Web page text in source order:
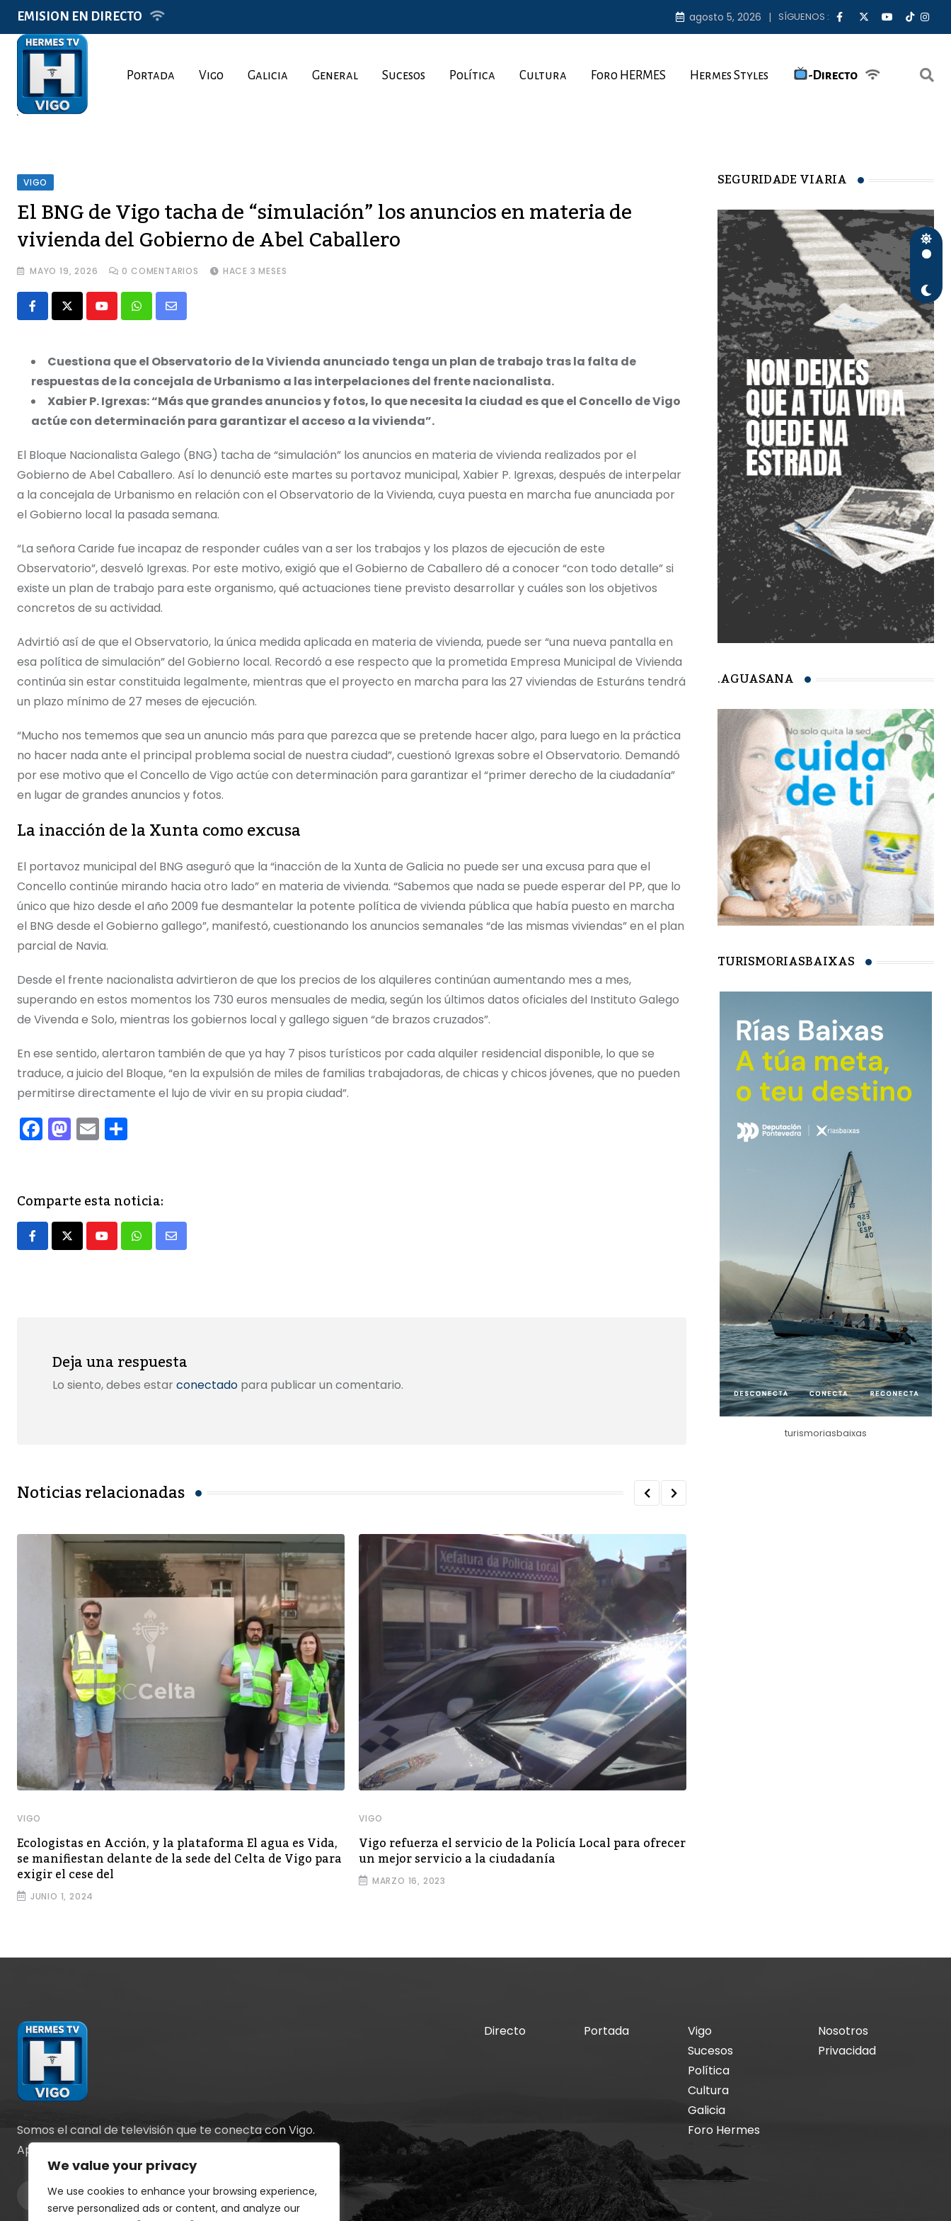
We value your privacy
We use cookies to enhance your browsing experience,
serve personalized ads or content, and analyze our
Skip
content
EMISION EN DIRECTO agosto 5, 2026 SÍGUENOS :
Portada Vigo Galicia General Sucesos Política Cultura Foro HERMES Hermes Styles -Directo
VIGO
El BNG de Vigo tacha de “simulación” los anuncios en materia de
vivienda del Gobierno de Abel Caballero
MAYO 19, 2026 0 COMENTARIOS HACE 3 MESES
YoutubeWhatsapp
Share
Cuestiona que el Observatorio de la Vivienda anunciado tenga un plan de trabajo tras la falta de
respuestas de la concejala de Urbanismo a las interpelaciones del frente nacionalista.
Xabier P. Igrexas: “Más que grandes anuncios y fotos, lo que necesita la ciudad es que el Concello de Vigo
actúe con determinación para garantizar el acceso a la vivienda”.
El Bloque Nacionalista Galego (BNG) tacha de “simulación” los anuncios en materia de vivienda realizados por el
Gobierno de Abel Caballero. Así lo denunció este martes su portavoz municipal, Xabier P. Igrexas, después de interpelar
a la concejala de Urbanismo en relación con el Observatorio de la Vivienda, cuya puesta en marcha fue anunciada por
el Gobierno local la pasada semana.
“La señora Caride fue incapaz de responder cuáles van a ser los trabajos y los plazos de ejecución de este
Observatorio”, desveló Igrexas. Por este motivo, exigió que el Gobierno de Caballero dé a conocer “con todo detalle” si
existe un plan de trabajo para este organismo, qué actuaciones tiene previsto desarrollar y cuáles son los objetivos
concretos de su actividad.
Advirtió así de que el Observatorio, la única medida aplicada en materia de vivienda, puede ser “una nueva pantalla en
esa política de simulación” del Gobierno local. Recordó a ese respecto que la prometida Empresa Municipal de Vivienda
continúa sin estar constituida legalmente, mientras que el proyecto en marcha para las 27 viviendas de Esturáns tendrá
un plazo mínimo de 27 meses de ejecución.
“Mucho nos tememos que sea un anuncio más para que parezca que se pretende hacer algo, para luego en la práctica
no hacer nada ante el principal problema social de nuestra ciudad”, cuestionó Igrexas sobre el Observatorio. Demandó
por ese motivo que el Concello de Vigo actúe con determinación para garantizar el “primer derecho de la ciudadanía”
en lugar de grandes anuncios y fotos.
La inacción de la Xunta como excusa
El portavoz municipal del BNG aseguró que la “inacción de la Xunta de Galicia no puede ser una excusa para que el
Concello continúe mirando hacia otro lado” en materia de vivienda. “Sabemos que nada se puede esperar del PP, que lo
único que hizo desde el año 2009 fue desmantelar la potente política de vivienda pública que había puesto en marcha
el BNG desde el Gobierno gallego”, manifestó, cuestionando los anuncios semanales “de las mismas viviendas” en el plan
parcial de Navia.
Desde el frente nacionalista advirtieron de que los precios de los alquileres continúan aumentando mes a mes,
superando en estos momentos los 730 euros mensuales de media, según los últimos datos oficiales del Instituto Galego
de Vivenda e Solo, mientras los gobiernos local y gallego siguen “de brazos cruzados”.
En ese sentido, alertaron también de que ya hay 7 pisos turísticos por cada alquiler residencial disponible, lo que se
traduce, a juicio del Bloque, “en la expulsión de miles de familias trabajadoras, de chicas y chicos jóvenes, que no pueden
permitirse directamente el lujo de vivir en su propia ciudad”.
F
a
e
b
o
M
a
o
d
o
E
m
l p
ar
tir
Comparte esta noticia:
YoutubeWhatsapp
Share
Deja una respuesta
Lo siento, debes estar conectado para publicar un comentario.
Noticias relacionadas
VIGO
Ecologistas en Acción, y la plataforma El agua es Vida,
se manifiestan delante de la sede del Celta de Vigo para
exigir el cese del
JUNIO 1, 2024
VIGO
Vigo refuerza el servicio de la Policía Local para ofrecer
un mejor servicio a la ciudadanía
MARZO 16, 2023
SEGURIDADE VIARIA
.AGUASANA
TURISMORIASBAIXAS
turismoriasbaixas
Somos el canal de televisión que te conecta con Vigo.
Apostamos por la información y el entretenimiento.
Directo Portada
Vigo
Sucesos
Política
Cultura
Galicia
Foro Hermes
Nosotros
Privacidad